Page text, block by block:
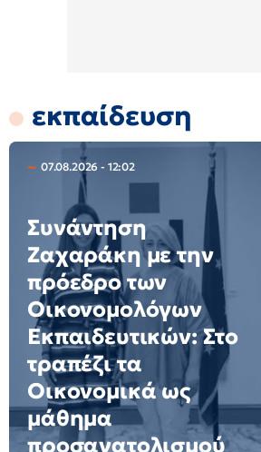
εκπαίδευση
07.08.2026 - 12:02
Συνάντηση
Ζαχαράκη με την
πρόεδρο των
Οικονομολόγων
Εκπαιδευτικών: Στο
τραπέζι τα
Οικονομικά ως
μάθημα
προσανατολισμού